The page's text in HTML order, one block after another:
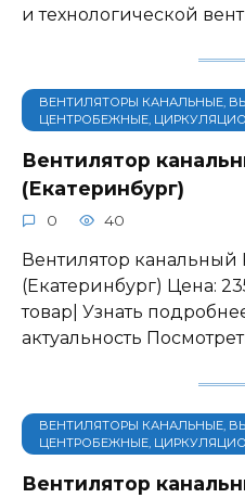
и технологической
ВЕНТИЛЯТОРЫ КАНАЛЬНЫЕ,
ЦЕНТРОБЕЖНЫЕ,
Вентилятор
(Екатеринбург)
0 40
Вентилятор канальный
(Екатеринбург) Цена:
товар| Узнать
актуальность
ВЕНТИЛЯТОРЫ КАНАЛЬНЫЕ,
ЦЕНТРОБЕЖНЫЕ,
Вентилятор